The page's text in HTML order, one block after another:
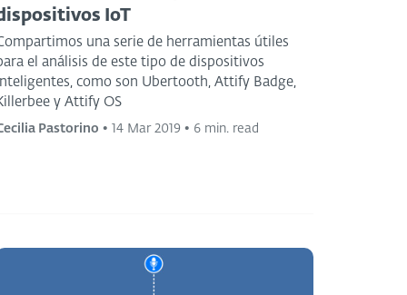
IoT
una serie de herramientas útiles
el análisis de este tipo de dispositivos
como son Ubertooth, Attify Badge,
y Attify OS
Pastorino • 14 Mar 2019 • 6 min. read